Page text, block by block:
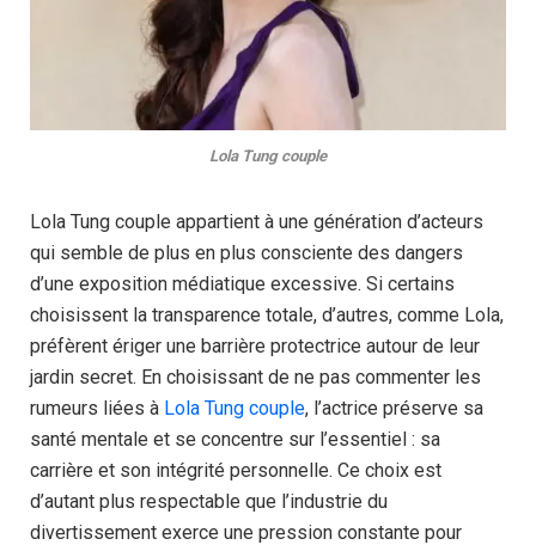
Lola Tung couple
Lola Tung couple appartient à une génération d’acteurs
qui semble de plus en plus consciente des dangers
d’une exposition médiatique excessive. Si certains
choisissent la transparence totale, d’autres, comme Lola,
préfèrent ériger une barrière protectrice autour de leur
jardin secret. En choisissant de ne pas commenter les
rumeurs liées à Lola Tung couple, l’actrice préserve sa
santé mentale et se concentre sur l’essentiel : sa
carrière et son intégrité personnelle. Ce choix est
d’autant plus respectable que l’industrie du
divertissement exerce une pression constante pour